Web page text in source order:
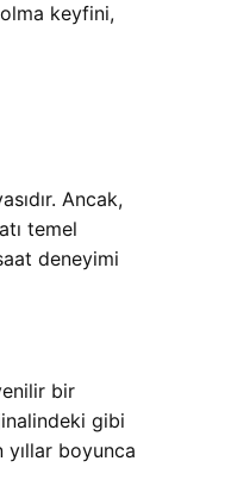
keyfini,
Ancak,
temel
deneyimi
bir
gibi
boyunca